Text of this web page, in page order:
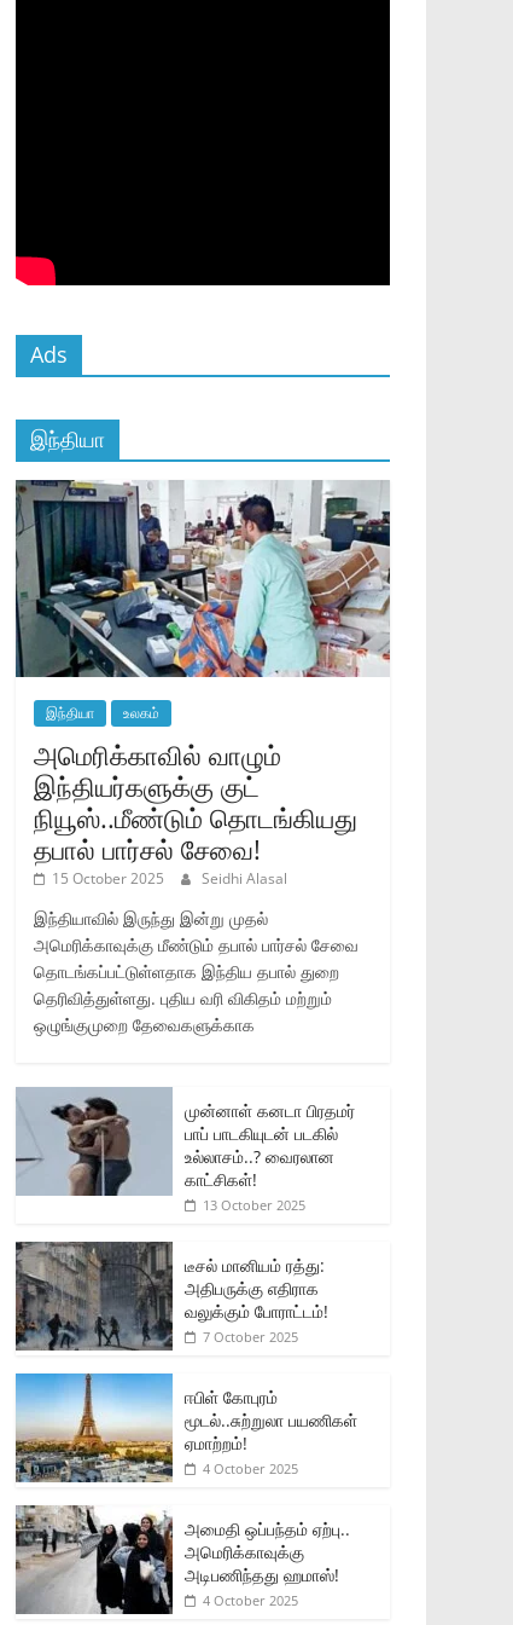
Ads
இந்தியா
இந்தியா உலகம்
அமெரிக்காவில் வாழும்
இந்தியர்களுக்கு குட்
நியூஸ்..மீண்டும் தொடங்கியது
தபால் பார்சல் சேவை!
15 October 2025 Seidhi Alasal
இந்தியாவில் இருந்து இன்று முதல்
அமெரிக்காவுக்கு மீண்டும் தபால் பார்சல் சேவை
தொடங்கப்பட்டுள்ளதாக இந்திய தபால் துறை
தெரிவித்துள்ளது. புதிய வரி விகிதம் மற்றும்
ஒழுங்குமுறை தேவைகளுக்காக
முன்னாள் கனடா பிரதமர்
பாப் பாடகியுடன் படகில்
உல்லாசம்..? வைரலான
காட்சிகள்!
13 October 2025
டீசல் மானியம் ரத்து:
அதிபருக்கு எதிராக
வலுக்கும் போராட்டம்!
7 October 2025
ஈபிள் கோபுரம்
மூடல்..சுற்றுலா பயணிகள்
ஏமாற்றம்!
4 October 2025
அமைதி ஒப்பந்தம் ஏற்பு..
அமெரிக்காவுக்கு
அடிபணிந்தது ஹமாஸ்!
4 October 2025